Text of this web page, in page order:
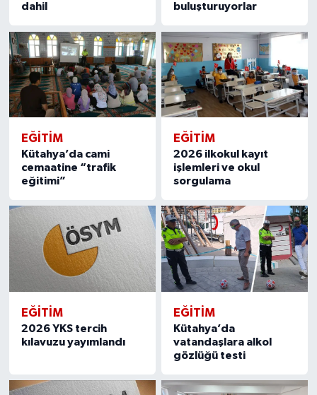
dahil
buluşturuyorlar
EĞITIM
Kütahya’da cami
cemaatine “trafik
eğitimi”
EĞITIM
2026 ilkokul kayıt
işlemleri ve okul
sorgulama
EĞITIM
2026 YKS tercih
kılavuzu yayımlandı
EĞITIM
Kütahya’da
vatandaşlara alkol
gözlüğü testi